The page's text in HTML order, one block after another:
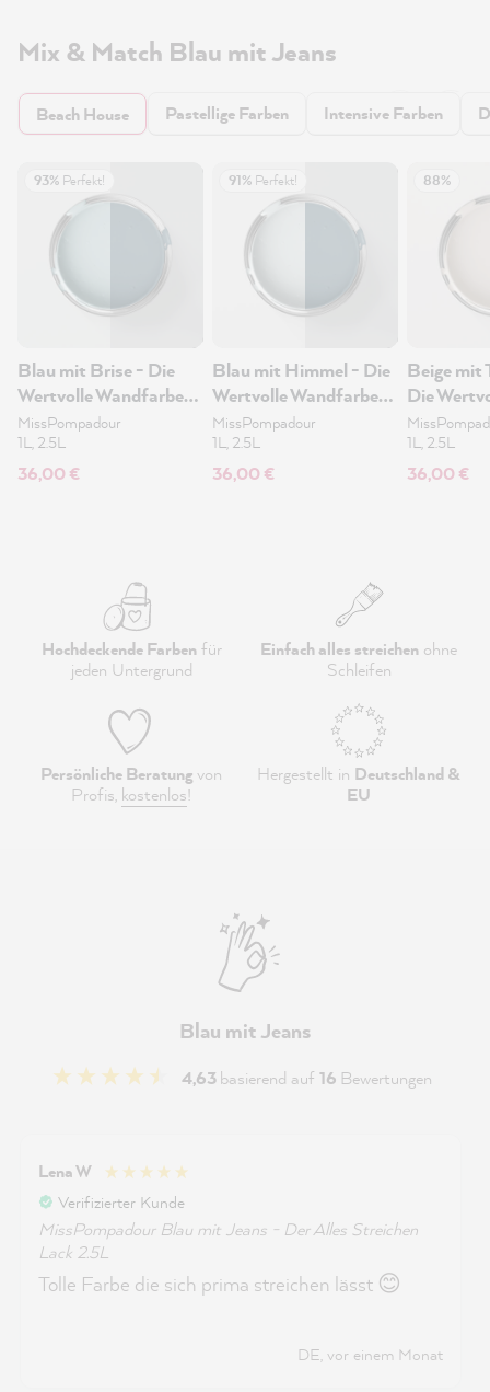
Mix & Match Blau mit Jeans
Beach House Pastellige Farben Intensive Farben
93% Perfekt!
Blau mit Brise - Die
Wertvolle Wandfarbe
1L
MissPompadour
1L, 2.5L
36,00 €
91% Perfekt!
Blau mit Himmel - Die
Wertvolle Wandfarbe
1L
MissPompadour
1L, 2.5L
36,00 €
88%
Beige mit
Die
1L, 2.5L
36,00 €
Hochdeckende Farbenfür
jeden Untergrund
Einfach alles streichen ohne
Schleifen
Persönliche Beratungvon
Profis, kostenlos!
Hergestellt in Deutschland &
EU
Blau mit Jeans
4,63basierend auf 16 Bewertungen
Lena W
Verifizierter Kunde
MissPompadour Blau mit Jeans - Der Alles Streichen
Lack 2.5L
Tolle Farbe die sich prima streichen lässt 😊
DE, vor einem Monat